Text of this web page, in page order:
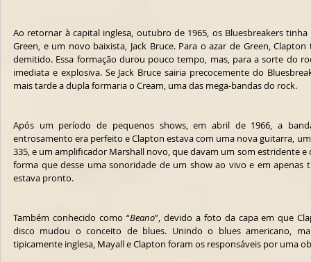
Ao retornar à capital inglesa, outubro de 1965, os Bluesbreakers
Green, e um novo baixista, Jack Bruce. Para o azar de Green,
demitido. Essa formação durou pouco tempo, mas, para a sorte do
imediata e explosiva. Se Jack Bruce sairia precocemente do
mais tarde a dupla formaria o Cream, uma das mega-bandas do rock.
Após um período de pequenos shows, em abril de 1966, a
entrosamento era perfeito e Clapton estava com uma nova guitarra,
335, e um amplificador Marshall novo, que davam um som estridente
forma que desse uma sonoridade de um show ao vivo e em apenas
estava pronto.
Também conhecido como “Beano”, devido a foto da capa em que
disco mudou o conceito de blues. Unindo o blues americano,
tipicamente inglesa, Mayall e Clapton foram os responsáveis por uma